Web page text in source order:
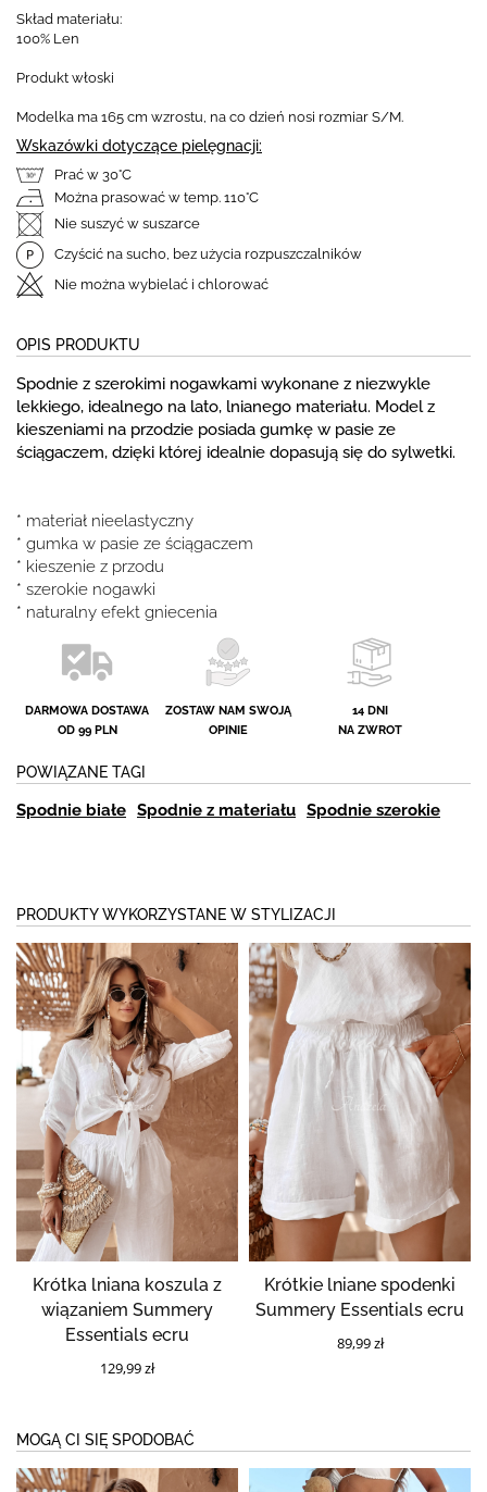
Skład materiału:
100% Len
Produkt włoski
Modelka ma 165 cm wzrostu, na co dzień nosi rozmiar S/M.
Wskazówki dotyczące pielęgnacji:
Prać w 30°C
Można prasować w temp. 110°C
Nie suszyć w suszarce
Czyścić na sucho, bez użycia rozpuszczalników
Nie można wybielać i chlorować
OPIS PRODUKTU
Spodnie z szerokimi nogawkami wykonane z niezwykle
lekkiego, idealnego na lato, lnianego materiału. Model z
kieszeniami na przodzie posiada gumkę w pasie ze
ściągaczem, dzięki której idealnie dopasują się do sylwetki.
* materiał nieelastyczny
* gumka w pasie ze ściągaczem
* kieszenie z przodu
* szerokie nogawki
* naturalny efekt gniecenia
DARMOWA DOSTAWA
OD 99 PLN
ZOSTAW NAM SWOJĄ
OPINIE
14 DNI
NA ZWROT
POWIĄZANE TAGI
Spodnie białe Spodnie z materiału Spodnie szerokie
PRODUKTY WYKORZYSTANE W STYLIZACJI
Krótka lniana koszula z
wiązaniem Summery
Essentials ecru
129,99 zł
Krótkie lniane spodenki
Summery Essentials ecru
89,99 zł
MOGĄ CI SIĘ SPODOBAĆ